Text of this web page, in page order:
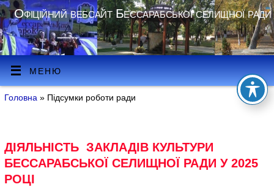
Офіційний вебсайт Бессарабської селищної ради
МЕНЮ
Головна » Підсумки роботи ради
ДІЯЛЬНІСТЬ ЗАКЛАДІВ КУЛЬТУРИ
БЕССАРАБСЬКОЇ СЕЛИЩНОЇ РАДИ У 2025
РОЦІ